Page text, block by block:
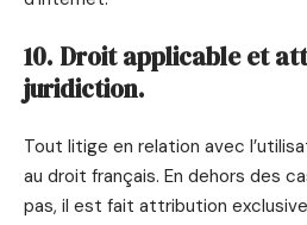
10. Droit applicable et
juridiction.
Tout litige en relation avec
au droit français. En dehors des
pas, il est fait attribution